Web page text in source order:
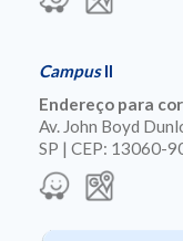
CampusII
Endereço para
Av. John Boyd
SP | CEP: 13060-